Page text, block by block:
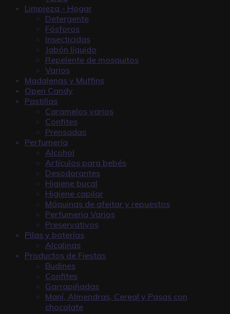
Limpieza - Hogar
Detergente
Fósforos
Insecticidas
Jabón líquido
Repelente de mosquitos
Varios
Madalenas y Muffins
Open Candy
Pastillas
Caramelos varios
Confites
Prensadas
Perfumería
Alcohol
Artículos para bebés
Desodorantes
Higiene bucal
Higiene capilar
Máquinas de afeitar y repuestos
Perfumeria Varios
Preservativos
Pilas y baterías
Alcalinas
Productos de Fiestas
Budines
Confites
Garrapiñadas
Maní, Almendras, Cereal y Pasas con
chocolate